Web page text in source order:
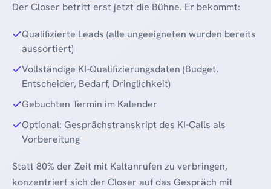
Der Closer betritt erst jetzt die Bühne. Er bekommt:
Qualifizierte Leads (alle ungeeigneten wurden bereits
aussortiert)
Vollständige KI-Qualifizierungsdaten (Budget,
Entscheider, Bedarf, Dringlichkeit)
Gebuchten Termin im Kalender
Optional: Gesprächstranskript des KI-Calls als
Vorbereitung
Statt 80% der Zeit mit Kaltanrufen zu verbringen,
konzentriert sich der Closer auf das Gespräch mit